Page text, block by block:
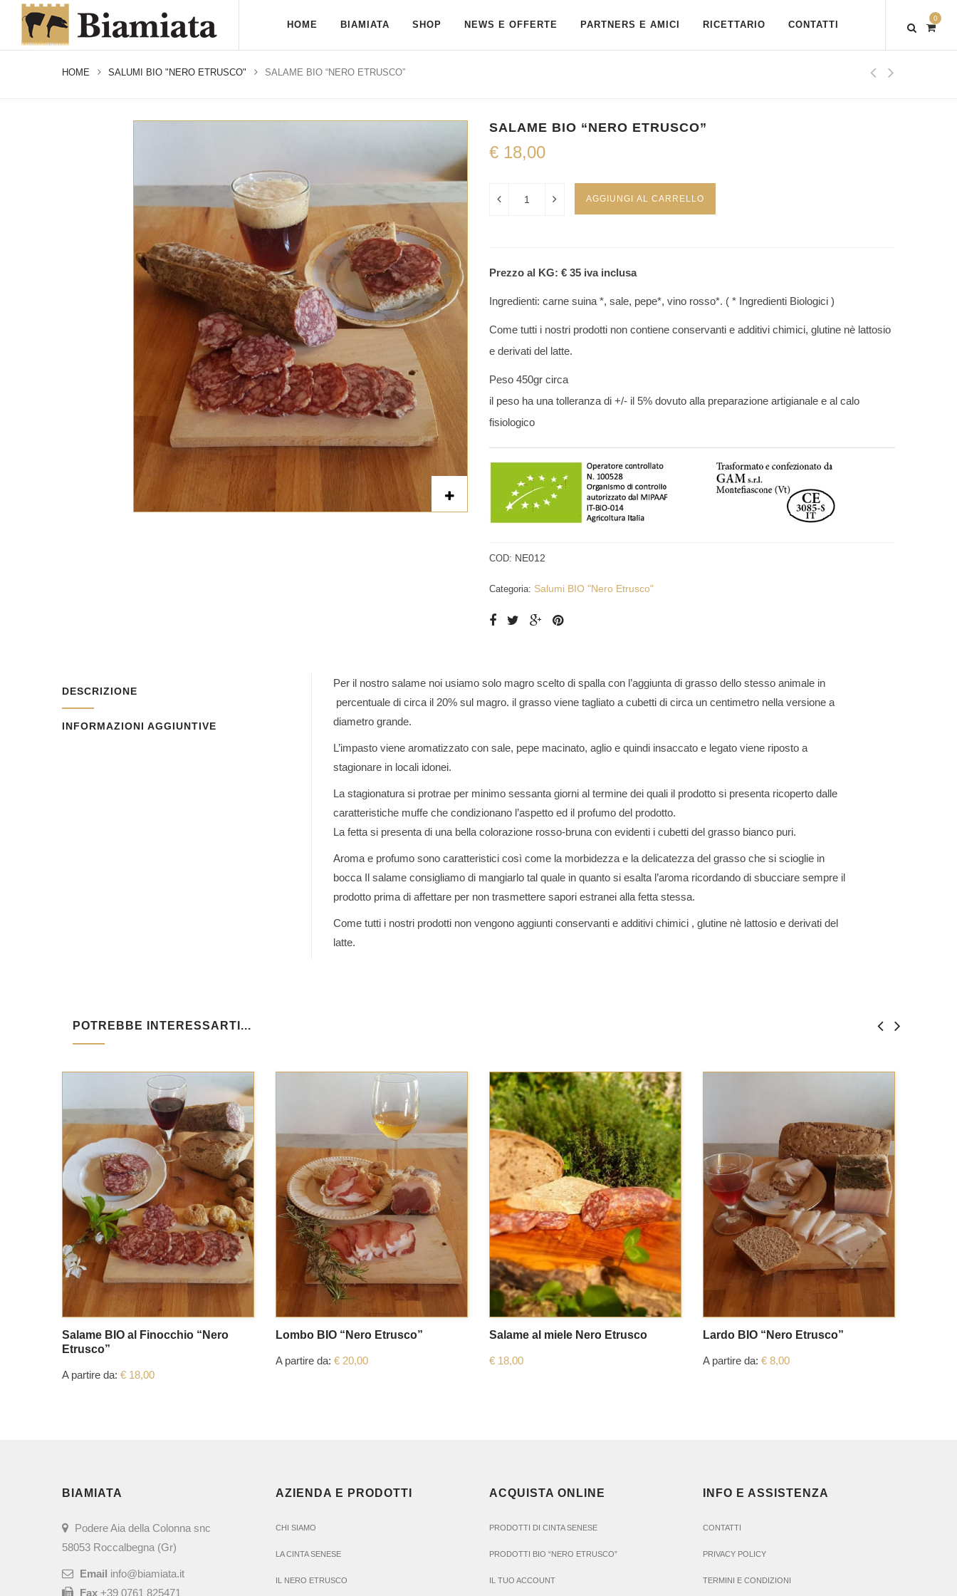
0
HOME BIAMIATA SHOP NEWS E OFFERTE PARTNERS E AMICI RICETTARIO CONTATTI
HOME SALUMI BIO "NERO ETRUSCO" SALAME BIO “NERO ETRUSCO”
SALAME BIO “NERO ETRUSCO”
€18,00
AGGIUNGI AL CARRELLO
Prezzo al KG: € 35 iva inclusa
Ingredienti: carne suina *, sale, pepe*, vino rosso*. ( * Ingredienti Biologici )
Come tutti i nostri prodotti non contiene conservanti e additivi chimici, glutine nè lattosio
e derivati del latte.
Peso 450gr circa
il peso ha una tolleranza di +/- il 5% dovuto alla preparazione artigianale e al calo
fisiologico
COD: NE012
Categoria: Salumi BIO "Nero Etrusco"
DESCRIZIONE
INFORMAZIONI AGGIUNTIVE
Per il nostro salame noi usiamo solo magro scelto di spalla con l’aggiunta di grasso dello stesso animale in
percentuale di circa il 20% sul magro. il grasso viene tagliato a cubetti di circa un centimetro nella versione a
diametro grande.
L’impasto viene aromatizzato con sale, pepe macinato, aglio e quindi insaccato e legato viene riposto a
stagionare in locali idonei.
La stagionatura si protrae per minimo sessanta giorni al termine dei quali il prodotto si presenta ricoperto dalle
caratteristiche muffe che condizionano l’aspetto ed il profumo del prodotto.
La fetta si presenta di una bella colorazione rosso-bruna con evidenti i cubetti del grasso bianco puri.
Aroma e profumo sono caratteristici così come la morbidezza e la delicatezza del grasso che si scioglie in
bocca Il salame consigliamo di mangiarlo tal quale in quanto si esalta l’aroma ricordando di sbucciare sempre il
prodotto prima di affettare per non trasmettere sapori estranei alla fetta stessa.
Come tutti i nostri prodotti non vengono aggiunti conservanti e additivi chimici , glutine nè lattosio e derivati del
latte.
POTREBBE INTERESSARTI...
Salame BIO al Finocchio “Nero
Etrusco”
A partire da: € 18,00
Lombo BIO “Nero Etrusco”
A partire da: € 20,00
Salame al miele Nero Etrusco
€ 18,00
Lardo BIO “Nero Etrusco”
A partire da: € 8,00
BIAMIATA
Podere Aia della Colonna snc
58053 Roccalbegna (Gr)
Email info@biamiata.it
Fax +39 0761 825471
AZIENDA E PRODOTTI
CHI SIAMO
LA CINTA SENESE
IL NERO ETRUSCO
ACQUISTA ONLINE
PRODOTTI DI CINTA SENESE
PRODOTTI BIO “NERO ETRUSCO”
IL TUO ACCOUNT
INFO E ASSISTENZA
CONTATTI
PRIVACY POLICY
TERMINI E CONDIZIONI